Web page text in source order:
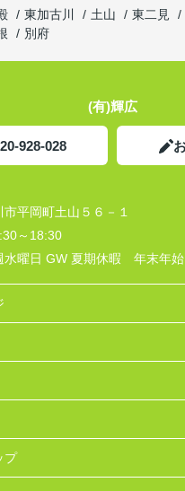
東加古川 土山 東二見
別府
(有)輝広
928-028
平岡町土山５６－１
～18:30
水曜日 GW 夏期休暇 年末年始
プ